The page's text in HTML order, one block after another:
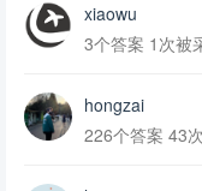
xiaowu
3个答案 1次被
hongzai
226个答案 43